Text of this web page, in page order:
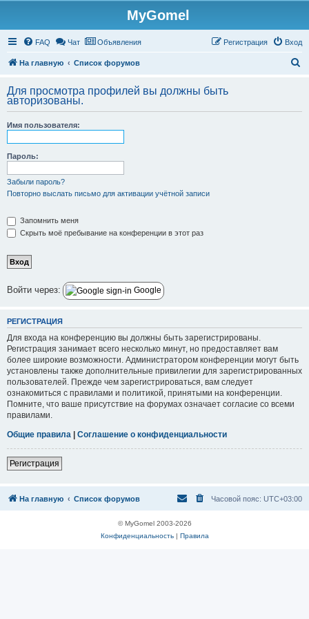
MyGomel
FAQ Чат Объявления Вход
Регистрация
На главную Список форумов
с
Для просмотра профилей вы должны быть
авторизованы.
Имя пользователя:
Пароль:
Забыли пароль?
Повторно выслать письмо для активации учётной записи
Запомнить меня
Скрыть моё пребывание на конференции в этот раз
Войти через: Google
РЕГИСТРАЦИЯ
Для входа на конференцию вы должны быть зарегистрированы.
Регистрация занимает всего несколько минут, но предоставляет вам
более широкие возможности. Администратором конференции могут быть
установлены также дополнительные привилегии для зарегистрированных
пользователей. Прежде чем зарегистрироваться, вам следует
ознакомиться с правилами и политикой, принятыми на конференции.
Помните, что ваше присутствие на форумах означает согласие со всеми
правилами.
Общие правила | Соглашение о конфиденциальности
Регистрация
На главную Список форумов Часовой пояс: UTC+03:00
© MyGomel 2003-2026
Конфиденциальность| Правила